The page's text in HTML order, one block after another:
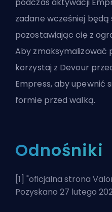
zadane wcześniej będą
pozostawiając cię z
Aby zmaksymalizować
korzystaj z Devour
Empress, aby upewnić
formie przed walką.
Odnośniki
[1] "oficjalna strona
Pozyskano 27 lutego